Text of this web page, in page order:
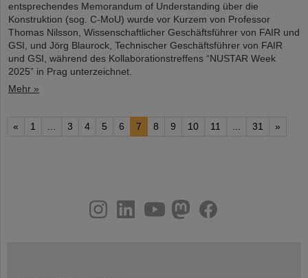
entsprechendes Memorandum of Understanding über die
Konstruktion (sog. C-MoU) wurde vor Kurzem von Professor
Thomas Nilsson, Wissenschaftlicher Geschäftsführer von FAIR und
GSI, und Jörg Blaurock, Technischer Geschäftsführer von FAIR
und GSI, während des Kollaborationstreffens “NUSTAR Week
2025” in Prag unterzeichnet.
Mehr »
« 1 3 4 5 6 7 8 9 10 11 31 »
youtube
helmholtz.social
facebook